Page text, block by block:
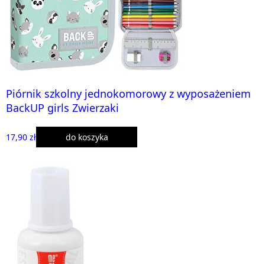
Piórnik szkolny jednokomorowy z wyposażeniem
BackUP girls Zwierzaki
17,90 zł do koszyka